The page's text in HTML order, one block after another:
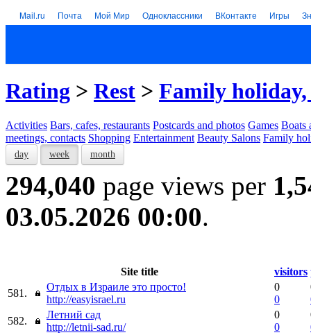
Mail.ru Почта Мой Мир Одноклассники ВКонтакте Игры
Rating > Rest > Family holiday,
Activities Bars, cafes, restaurants Postcards and photos Games Boats
meetings, contacts Shopping Entertainment Beauty Salons Family
day week month
294,040 page views per
03.05.2026 00:00.
Site title visitors
581.
Отдых в Израиле это просто!
http://easyisrael.ru
0
0
582.
Летний сад
http://letnii-sad.ru/
0
0